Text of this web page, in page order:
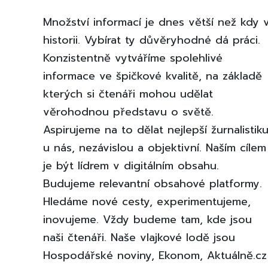
Množství informací je dnes větší než kdy
historii. Vybírat ty důvěryhodné dá práci.
Konzistentně vytváříme spolehlivé
informace ve špičkové kvalitě, na základě
kterých si čtenáři mohou udělat
věrohodnou představu o světě.
Aspirujeme na to dělat nejlepší žurnalistiku
u nás, nezávislou a objektivní. Naším cílem
je být lídrem v digitálním obsahu.
Budujeme relevantní obsahové platformy.
Hledáme nové cesty, experimentujeme,
inovujeme. Vždy budeme tam, kde jsou
naši čtenáři. Naše vlajkové lodě jsou
Hospodářské noviny, Ekonom, Aktuálně.cz